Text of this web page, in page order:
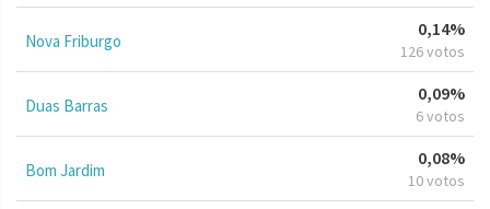
Nova Friburgo
0,14%
126 votos
Duas Barras
0,09%
6 votos
Bom Jardim
0,08%
10 votos